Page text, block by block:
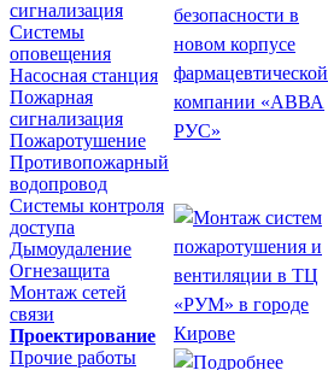
сигнализация
Системы
оповещения
Насосная станция
Пожарная
сигнализация
Пожаротушение
Противопожарный
водопровод
Системы контроля
доступа
Дымоудаление
Огнезащита
Монтаж сетей
связи
Проектирование
Прочие работы
безопасности в
новом корпусе
фармацевтической
компании «АВВА
РУС»